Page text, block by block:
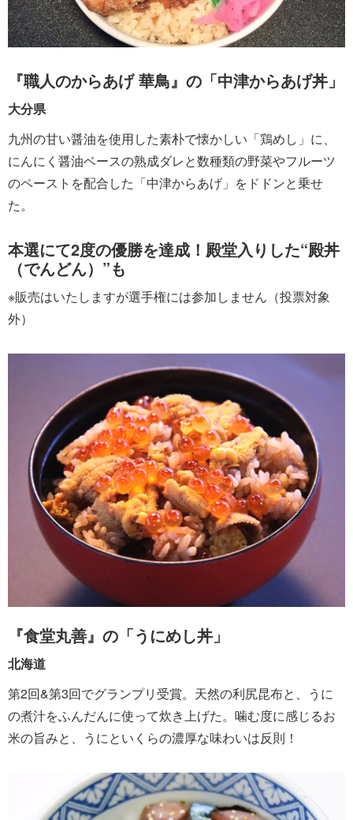
『職人のからあげ 華鳥』の「中津からあげ丼」
大分県
九州の甘い醤油を使用した素朴で懐かしい「鶏めし」に、
にんにく醤油ベースの熟成ダレと数種類の野菜やフルーツ
のペーストを配合した「中津からあげ」をドドンと乗せ
た。
本選にて2度の優勝を達成！殿堂入りした“殿丼
（でんどん）”も
※販売はいたしますが選手権には参加しません（投票対象
外）
『食堂丸善』の「うにめし丼」
北海道
第2回&第3回でグランプリ受賞。天然の利尻昆布と、うに
の煮汁をふんだんに使って炊き上げた。噛む度に感じるお
米の旨みと、うにといくらの濃厚な味わいは反則！